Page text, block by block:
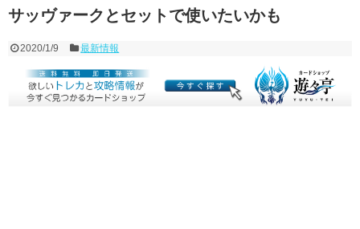
サッヴァークとセットで使いたいかも
2020/1/9 最新情報